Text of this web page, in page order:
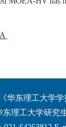
华东理工大学
理工大学研究